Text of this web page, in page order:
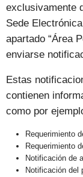
exclusivamente
Sede
apartado “Área
enviarse
Estas
contienen
como por
Requerimiento
Requerimiento
Notificación de
Notificación del